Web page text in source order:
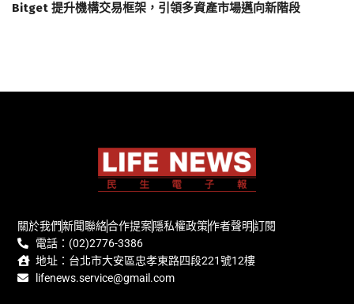
Bitget 提升機構交易框架，引領多資產市場邁向新階段
關於我們新聞聯絡合作提案隱私權政策作者聲明訂閱
電話：(02)2776-3386
地址：台北市大安區忠孝東路四段221號12樓
lifenews.service@gmail.com